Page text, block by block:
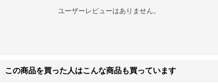
ユーザーレビューはありません。
この商品を買った人はこんな商品も買っています